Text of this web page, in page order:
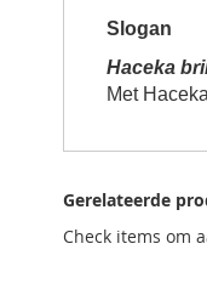
Slogan
Haceka
Met
Gerelateerde
Check items om